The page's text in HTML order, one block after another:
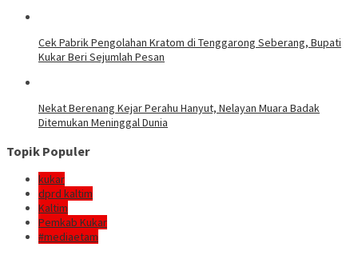
Cek Pabrik Pengolahan Kratom di Tenggarong Seberang, Bupati
Kukar Beri Sejumlah Pesan
Nekat Berenang Kejar Perahu Hanyut, Nelayan Muara Badak
Ditemukan Meninggal Dunia
Topik Populer
kukar
dprd kaltim
Kaltim
Pemkab Kukar
#mediaetam